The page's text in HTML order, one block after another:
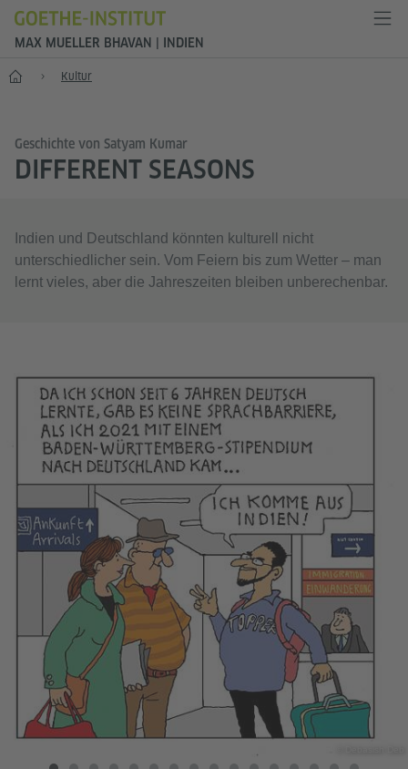
MAX MUELLER BHAVAN | INDIEN
Start Kultur
Geschichte von Satyam Kumar
DIFFERENT SEASONS
Indien und Deutschland könnten kulturell nicht
unterschiedlicher sein. Vom Feiern bis zum Wetter – man
lernt vieles, aber die Jahreszeiten bleiben unberechenbar.